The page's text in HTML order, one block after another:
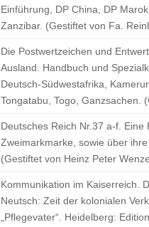
Einführung, DP China, DP
Zanzibar. (Gestiftet von Fa.
Die Postwertzeichen und
Ausland. Handbuch und
Deutsch-Südwestafrika,
Tongatabu, Togo, Ganzsachen.
Deutsches Reich Nr.37 a-f.
Zweimarkmarke, sowie über
(Gestiftet von Heinz Peter
Kommunikation im Kaiserreich.
Neutsch: Zeit der kolonialen
„Pflegevater“. Heidelberg: